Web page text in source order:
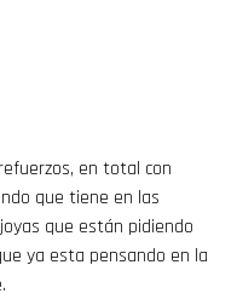
en total con
que tiene en las
que están pidiendo
ya esta pensando en la